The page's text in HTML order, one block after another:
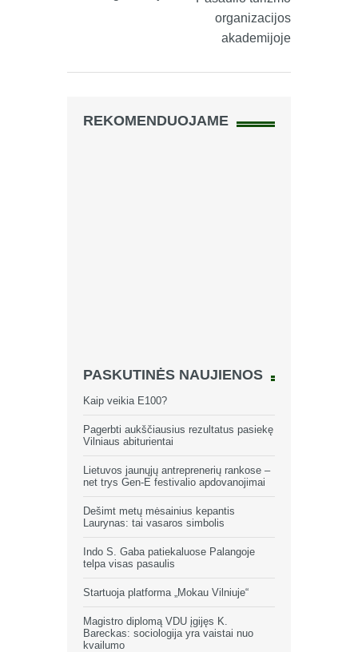
organizacijos
akademijoje
REKOMENDUOJAME
PASKUTINĖS NAUJIENOS
Kaip veikia E100?
Pagerbti aukščiausius rezultatus pasiekę
Vilniaus abiturientai
Lietuvos jaunųjų antreprenerių rankose –
net trys Gen-E festivalio apdovanojimai
Dešimt metų mėsainius kepantis
Laurynas: tai vasaros simbolis
Indo S. Gaba patiekaluose Palangoje
telpa visas pasaulis
Startuoja platforma „Mokau Vilniuje“
Magistro diplomą VDU įgijęs K.
Bareckas: sociologija yra vaistai nuo
kvailumo